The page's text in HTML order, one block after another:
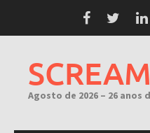
Agosto de 2026 – 26 anos